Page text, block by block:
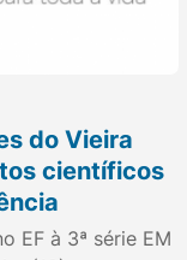
do Vieira
científicos
EF à 3ª série EM